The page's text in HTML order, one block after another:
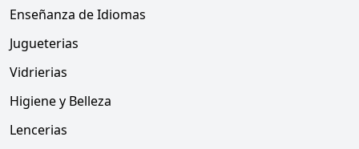
Enseñanza de Idiomas
Jugueterias
Vidrierias
Higiene y Belleza
Lencerias